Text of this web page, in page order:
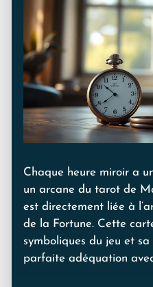
Chaque heure miroir a
un arcane du tarot de
est directement liée à
de la Fortune. Cette
symboliques du jeu et
parfaite adéquation